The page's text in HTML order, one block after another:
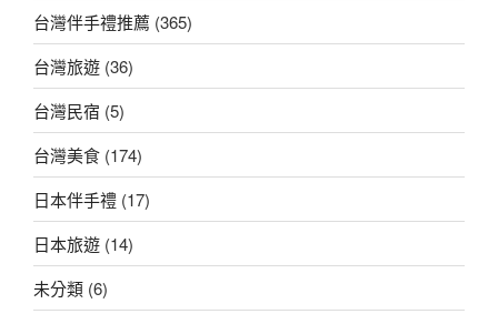
台灣伴手禮推薦 (365)
台灣旅遊 (36)
台灣民宿 (5)
台灣美食 (174)
日本伴手禮 (17)
日本旅遊 (14)
未分類 (6)